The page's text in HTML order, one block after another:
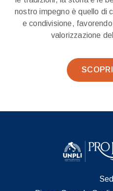
nostro impegno è quello di
e condivisione,
valorizzazione